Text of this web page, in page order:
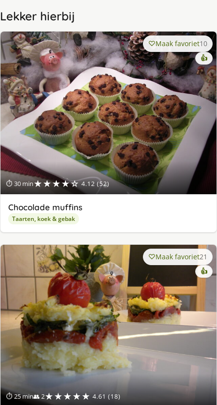
Lekker hierbij
⏱ 30 min★★★★☆ 4.12 (52)
Maak favoriet10
👍
Chocolade muffins
Taarten, koek & gebak
⏱ 25 min👥 2★★★★★ 4.61 (18)
Maak favoriet21
👍